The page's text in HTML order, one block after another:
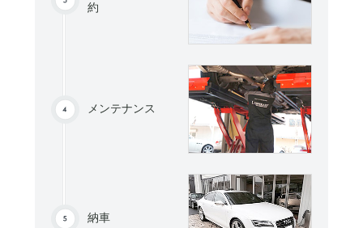
約
メンテナンス
納車